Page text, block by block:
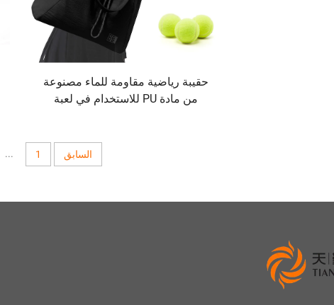
حقيبة رياضية مقاومة للماء مصنوعة
من مادة PU للاستخدام في لعبة
السابق 1
...